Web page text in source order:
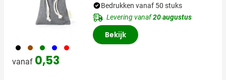
001 311 004 005 008
vanaf 0,53
Bedrukken vanaf 50 stuks
Levering vanaf20 augustus
Bekijk